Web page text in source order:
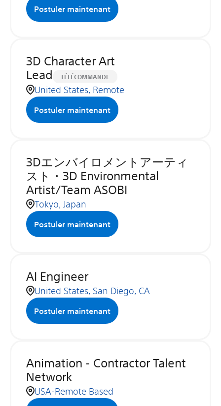
Postuler maintenant
3D Character Art
Lead
TÉLÉCOMMANDE
United States, Remote
Postuler maintenant
3Dエンバイロメントアーティ
スト・3D Environmental
Artist/Team ASOBI
Tokyo, Japan
Postuler maintenant
AI Engineer
United States, San Diego, CA
Postuler maintenant
Animation - Contractor Talent
Network
USA-Remote Based